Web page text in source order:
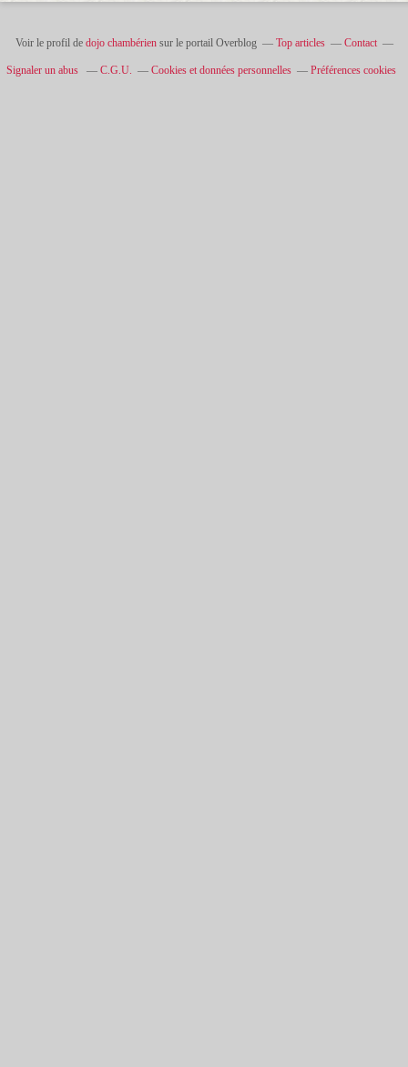
Voir le profil de dojo chambériensur le portail Overblog Top articles Contact
Signaler un abus C.G.U. Cookies et données personnelles Préférences cookies